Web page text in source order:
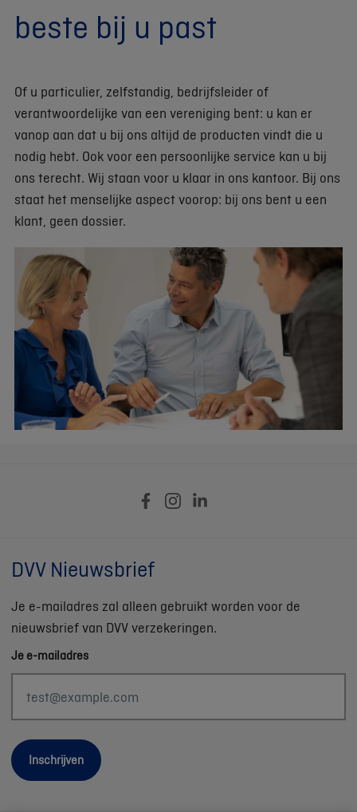
beste bij u past
Of u particulier, zelfstandig, bedrijfsleider of
verantwoordelijke van een vereniging bent: u kan er
vanop aan dat u bij ons altijd de producten vindt die u
nodig hebt. Ook voor een persoonlijke service kan u bij
ons terecht. Wij staan voor u klaar in ons kantoor. Bij ons
staat het menselijke aspect voorop: bij ons bent u een
klant, geen dossier.
DVV Nieuwsbrief
Je e-mailadres zal alleen gebruikt worden voor de
nieuwsbrief van DVV verzekeringen.
Je e-mailadres
Inschrijven